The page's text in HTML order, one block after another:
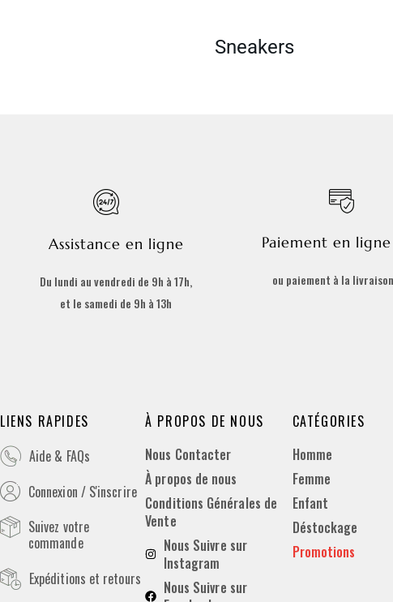
Sneakers
Assistance en ligne
Du lundi au vendredi de 9h à 17h,
et le samedi de 9h à 13h
Paiement en ligne
ou paiement à la
LIENS RAPIDES
Aide & FAQs
Connexion / S'inscrire
Suivez votre
commande
Expéditions et retours
À PROPOS DE NOUS
Nous Contacter
À propos de nous
Conditions Générales de
Vente
Nous Suivre sur
Instagram
Nous Suivre sur
CATÉGORIES
Homme
Femme
Enfant
Déstockage
Promotions